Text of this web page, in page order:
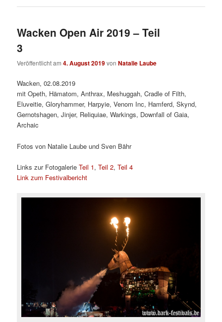
Wacken Open Air 2019 – Teil
3
Veröffentlicht am4. August 2019vonNatalie Laube
Wacken, 02.08.2019
mit Opeth, Hämatom, Anthrax, Meshuggah, Cradle of Filth,
Eluveitie, Gloryhammer, Harpyie, Venom Inc, Hamferd, Skynd,
Gernotshagen, Jinjer, Reliquiae, Warkings, Downfall of Gaia,
Archaic
Fotos von Natalie Laube und Sven Bähr
Links zur FotogalerieTeil 1,Teil 2,Teil 4
Link zum Festivalbericht